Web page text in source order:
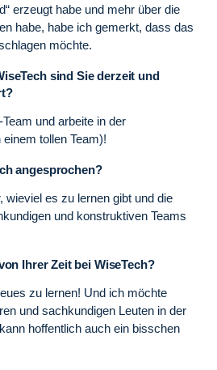
erzeugt habe und mehr über die
habe, habe ich gemerkt, dass das
möchte.
sind Sie derzeit und
und arbeite in der
tollen Team)!
angesprochen?
wieviel es zu lernen gibt und die
und konstruktiven Teams
Ihrer Zeit bei WiseTech?
zu lernen! Und ich möchte
und sachkundigen Leuten in der
hoffentlich auch ein bisschen